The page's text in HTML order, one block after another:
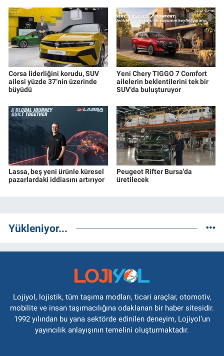
Corsa liderliğini korudu, SUV
ailesi yüzde 37’nin üzerinde
büyüdü
Yeni Chery TIGGO 7 Comfort
ailelerin beklentilerini tek bir
SUV’da buluşturuyor
Lassa, beş yeni ürünle küresel
pazarlardaki iddiasını artırıyor
Peugeot Rifter Bursa'da
üretilecek
Yükleniyor...
Lojiyol, lojistik, tüm taşıma modları, ticari araçlar, otomotiv,
mobilite ve insan taşımacılığına odaklanan bir haber sitesidir.
1992 yılından bu yana sektörde edinilen deneyim, Lojiyol’un
yayıncılık anlayışının temelini oluşturmaktadır.